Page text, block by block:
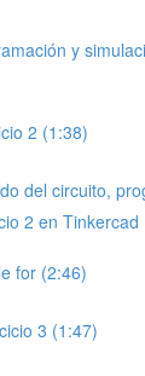
y
2 (1:38)
del circuito,
2 en Tinkercad
for (2:46)
3 (1:47)